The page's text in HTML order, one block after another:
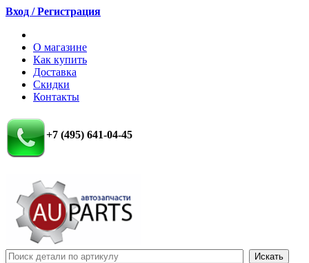
Вход / Регистрация
О магазине
Как купить
Доставка
Скидки
Контакты
+7 (495) 641-04-45